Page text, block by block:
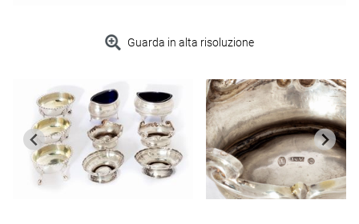
Guarda in alta risoluzione